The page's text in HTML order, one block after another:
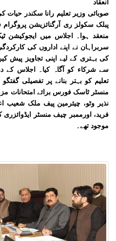
صوبائی وزیر تعلیم رانا سکندر
منعقد ہوا۔ اجلاس میں ایجوکیشن
سربراہان نے اپنے اداروں کی
کی بہتری کے لیے اپنی تجاویز پیش
سے شرکاء کو آگاہ کیا۔ اجلاس کے
تعلیم کو بہتر بنانے پر تفصیلی
منسٹر ٹاسک فورس برائے امتحانات
نذیر وٹو، چیئرمین پیف ملک شعیب
فرید، اورممبر چیف منسٹر
موجود تھے۔